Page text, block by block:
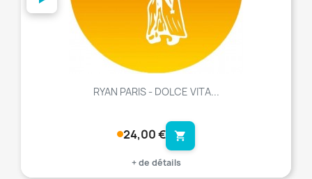
RYAN PARIS - DOLCE VITA...
24,00 € shopping_cart
+ de détails